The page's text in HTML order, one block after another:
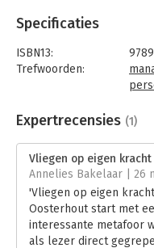
ze ook feilloze
Oosterhout beschrijft in
dichter bij uw krachten,
makkelijke overstap naar
En alleen in de praktijk
komen!
Ontdek of herontdek wat
de cocon van de functie-
uw vleugels!
Een toegankelijk boek
Specificaties
ISBN13:
Trefwoorden:
Taal:
Aantal pagina's:
Uitgever:
Verschijningsdatum:
30-
Hoofdrubriek:
Expertrecensies (1)
Vliegen op eigen kracht
Annelies Bakelaar | 26
'Vliegen op eigen
Oosterhout start met
interessante metafoor
als lezer direct